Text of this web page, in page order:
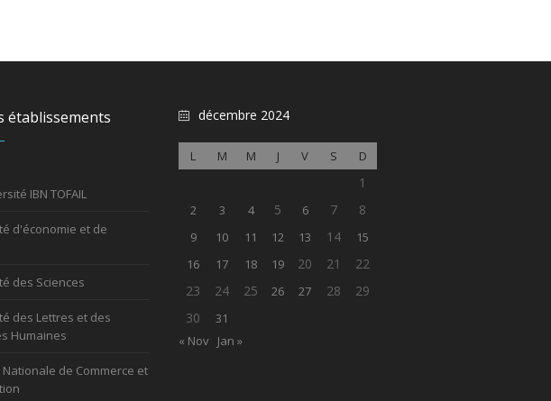
établissements
IBN TOFAIL
d'économie et de
des Sciences
des Lettres et des
Humaines
Nationale de Commerce et
décembre 2024
L M M J V S D
1
2 3 4 5 6 7 8
9 10 11 12 13 14
15
16
17 18 19 20 21
22
23
24 25 26 27 28
29
30
31
« Nov Jan »